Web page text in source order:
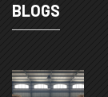
BLOGS